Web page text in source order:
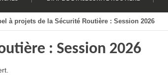
à projets de la Sécurité Routière : Session 2026
: Session 2026